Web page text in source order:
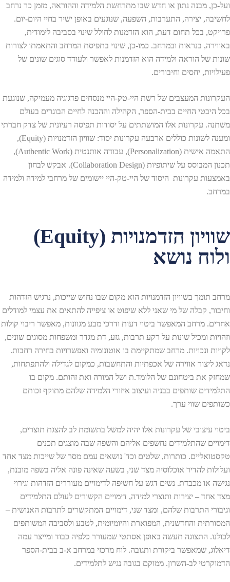
ועל-כן, מבנה נתון או חדש שבו מתרחשת הלמידה וההוראה, מזמן כר נרחב
לחשיבה, יצירה, התערבות, השפעה, שנוגעים באופן ישיר בחיי היום-יום.
פרויקט, בכל תחום דעת, הוא הזדמנות לחולל שינוי בסביבה לימודית,
באווירה, בנראות ובמרחב. כמו-כן, שינוי בתפיסת המרחב והתאמתו לצורות
שונות של הוראה ולמידה הוא הזדמנות לאפשר ולעודד סוגים שונים של
פעילויות, יחסים וחיבורים.
העקרונות המעצבים של רשת היי-טק-היי מנסחים פדגוגיה מעמיקה, שנוגעת
בכל היבטי החיים בבית-הספר, הקהילה וההכנה לחיים הבוגרים בעולם
משתנה. עקרונות אלו המושתתים על יסודות תפיסה רעיונית של צדק חברתי
ומענה לשונות כוללים ארבעה עקרונות יסוד: שוויון הזדמנויות (Equity),
התאמה אישית (Personalization), עבודה אותנטית (Authentic Work),
תכנון המבוסס על שיתופיות (Collaboration Design). אבקש לבחון
באמצעות עקרונות היסוד של היי-טק-היי יישומים של מרחבי למידה ולמידה
במרחב.
שוויון הזדמנויות (Equity)
ולוח נושא
מרחב תומך בשוויון הזדמנויות הוא מקום שבו נחוש שייכות, נרגיש הזדהות
וחיבור, קבלה של מי שאני ללא שיפוט או ציפייה להתאים את עצמי למודלים
אחרים. מרחב המאפשר ביטוי דעות ודרכי מבע מגוונות, מאפשר ריבוי קולות
וזהויות ומכיל שונות על רקע תרבות, גזע, דת מגדר ומשפחות מסוגים שונים,
לקויות ונכויות. מרחב שמתקיימת בו אוטונומיה ואפשרויות בחירה רחבות.
נדאג ליצור אווירה של אכפתיות והתחשבות, כמקום לגדילה ולהתפתחות,
שמחזק את ביטחונם של הלומד.ת ושל המורה ואת זהותם. מקום בו
התלמידים שותפים בבניה ועיצוב איזורי הלמידה שלהם מתוקף זכותם
כשותפים שווי ערך.
ביטוי עיצובי של עקרונות אלו יהיה למשל בתשומת לב להצגת תוצרים,
דימויים שהתלמידים נחשפים אליהם והשפה שבה מוצגים תכנים
טקסטואליים. כותרות, שלטים וכד' נושאים עמם מסר של שייכות מצד אחד
ועלולות להדיר אוכלוסיה מצד שני, בשעה שאינה פונה אליה בשפה מובנת,
נגישה או מכבדת. נשים דגש על חשיפה לדימויים מעוררים הזדהות וגירוי
מצד אחד – יצירות ותוצרי למידה, דימויים הקשורים לעולם התלמידים
וגיבורי התרבות שלהם, ומצד שני, דימויים המתקשרים לתרבות האנושית –
המסורתית והחדשנית, המפוארת והיומיומית, לטבע ולסביבה המשותפים
לכולנו. התצוגה תעשה באופן אסתטי שמעורר כלפיה כבוד ומייצר עמה
דיאלוג, שמאפשר ביקורת ותגובה. לוח מרכזי במרחב א-ב בבית-הספר
הדמוקרטי לב-השרון. ממוקם בגובה נגיש לתלמידים.